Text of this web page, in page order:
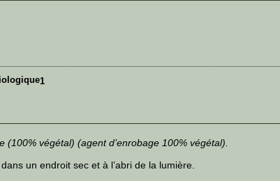
1
végétal) (agent d’enrobage 100% végétal).
un endroit sec et à l’abri de la lumière.